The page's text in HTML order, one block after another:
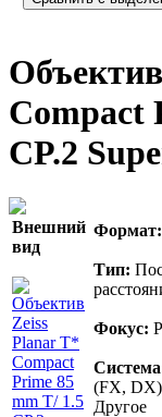
Compact
CP.2
Внешний
вид
Формат:
Тип:
Фокус:
(FX,
Другое